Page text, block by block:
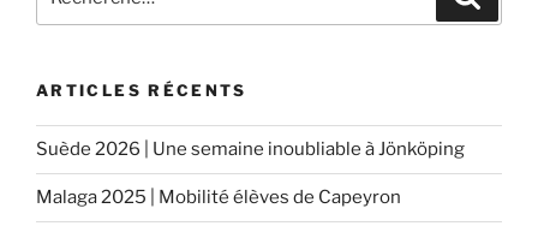
pour
ARTICLES RÉCENTS
Suède 2026 | Une semaine inoubliable à Jönköping
Malaga 2025 | Mobilité élèves de Capeyron